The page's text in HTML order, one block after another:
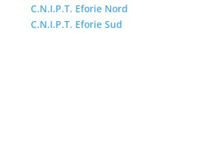
C.N.I.P.T. Eforie Nord
C.N.I.P.T. Eforie Sud